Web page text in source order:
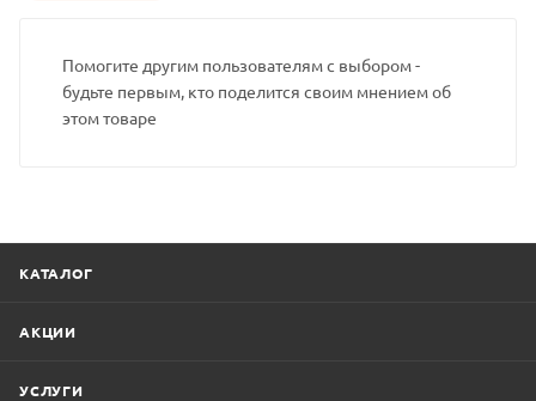
Помогите другим пользователям с выбором -
будьте первым, кто поделится своим мнением об
этом товаре
КАТАЛОГ
АКЦИИ
УСЛУГИ